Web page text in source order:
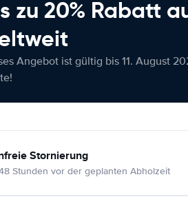
zu 20% Rabatt
Angebot ist gültig bis 11. August
Stornierung
Stunden vor der geplanten Abholzeit